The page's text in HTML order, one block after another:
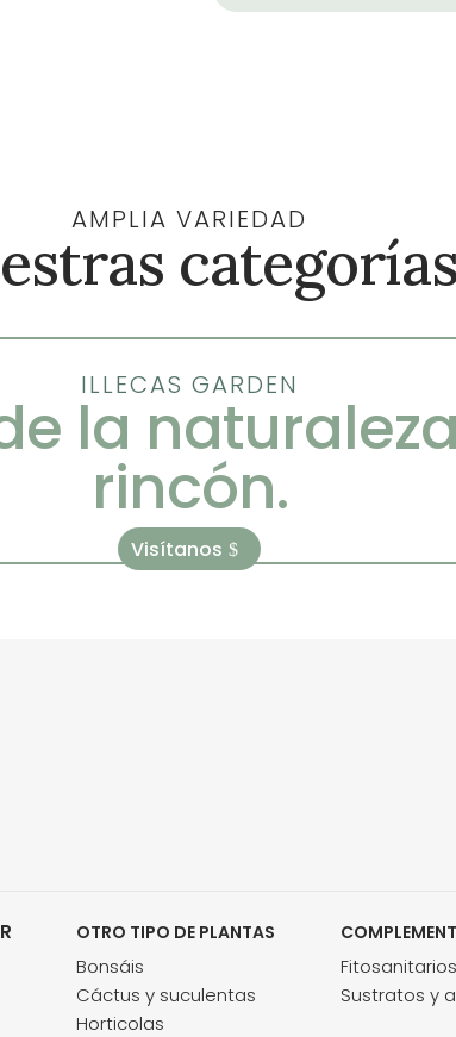
AMPLIA VARIEDAD
categorías
ILLECAS GARDEN
la
rincón.
Visítanos
OTRO TIPO DE PLANTAS
Bonsáis
Cáctus y suculentas
Horticolas
Fitosanitarios
Sustratos y